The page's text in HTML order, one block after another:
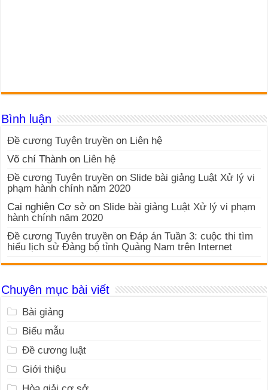
Bình luận
Đề cương Tuyên truyền on Liên hệ
Võ chí Thành on Liên hệ
Đề cương Tuyên truyền on Slide bài giảng Luật Xử lý vi
phạm hành chính năm 2020
Cai nghiện Cơ sở on Slide bài giảng Luật Xử lý vi phạm
hành chính năm 2020
Đề cương Tuyên truyền onĐáp án Tuần 3: cuộc thi tìm
hiểu lịch sử Đảng bộ tỉnh Quảng Nam trên Internet
Chuyên mục bài viết
Bài giảng
Biểu mẫu
Đề cương luật
Giới thiệu